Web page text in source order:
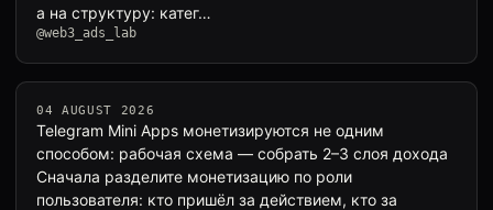
а на структуру: катег…
@web3_ads_lab
04 AUGUST 2026
Telegram Mini Apps монетизируются не одним
способом: рабочая схема — собрать 2–3 слоя дохода
Сначала разделите монетизацию по роли
пользователя: кто пришёл за действием, кто за